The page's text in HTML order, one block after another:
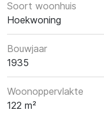
Soort woonhuis
Hoekwoning
Bouwjaar
1935
Woonoppervlakte
122 m²